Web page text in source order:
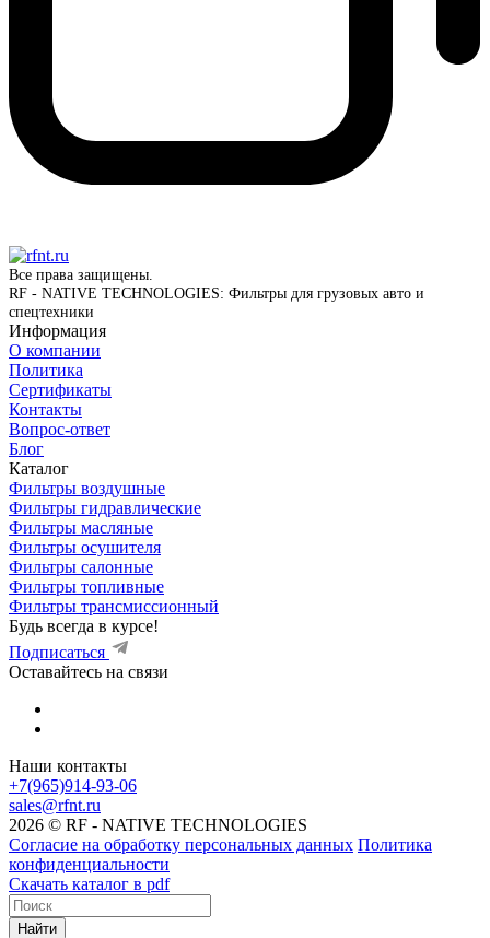
Все права защищены.
RF - NATIVE TECHNOLOGIES: Фильтры для грузовых авто и
спецтехники
Информация
О компании
Политика
Сертификаты
Контакты
Вопрос-ответ
Блог
Каталог
Фильтры воздушные
Фильтры гидравлические
Фильтры масляные
Фильтры осушителя
Фильтры салонные
Фильтры топливные
Фильтры трансмиссионный
Будь всегда в курсе!
Подписаться
Оставайтесь на связи
Наши контакты
+7(965)914-93-06
sales@rfnt.ru
2026 © RF - NATIVE TECHNOLOGIES
Согласие на обработку персональных данных Политика
конфиденциальности
Скачать каталог в pdf
Найти